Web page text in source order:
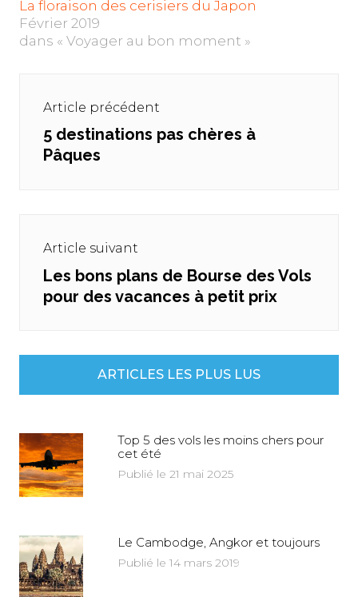
La floraison des cerisiers du Japon
Février 2019
dans « Voyager au bon moment »
l’articleArticle précédent
Previous
post:
5 destinations pas chères à
Pâques
Article suivant
Next
post:
Les bons plans de Bourse des Vols
pour des vacances à petit prix
ARTICLES LES PLUS LUS
Top 5 des vols les moins chers pour
cet été
Publié le 21 mai 2025
Le Cambodge, Angkor et toujours
Publié le 14 mars 2019